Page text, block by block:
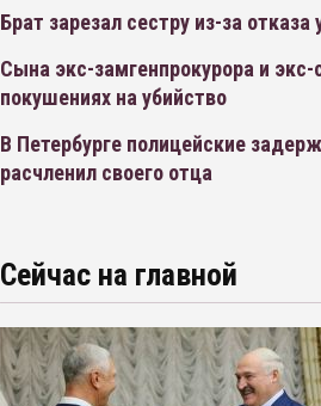
Брат зарезал сестру из-за
Сына экс-замгенпрокурора и
покушениях на убийство
В Петербурге полицейские
расчленил своего отца
Сейчас на главной